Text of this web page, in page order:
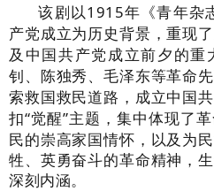
该剧以1915年《青年杂
产党成立为历史背景，重现
及中国共产党成立前夕的重
钊、陈独秀、毛泽东等革命
索救国救民道路，成立中国共
扣“觉醒”主题，集中体现了
民的崇高家国情怀，以及为
牲、英勇奋斗的革命精神，
深刻内涵。